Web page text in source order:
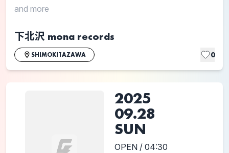
and more
下北沢 mona records
SHIMOKITAZAWA 0
2025
09.28
SUN
OPEN / 04:30